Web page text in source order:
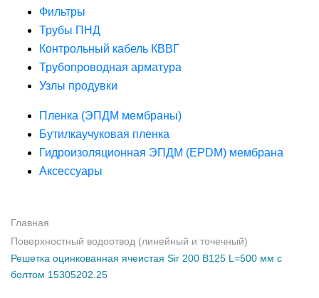
Фильтры
Трубы ПНД
Контрольный кабель КВВГ
Трубопроводная арматура
Узлы продувки
Пленка (ЭПДМ мембраны)
Бутилкаучуковая пленка
Гидроизоляционная ЭПДМ (EPDM) мембрана
Аксессуары
Главная
Поверхностный водоотвод (линейный и точечный)
Решетка оцинкованная ячеистая Sir 200 B125 L=500 мм с
болтом 15305202.25